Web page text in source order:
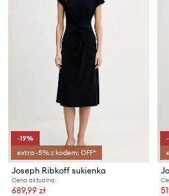
-19%
extra -5% z kodem: OFF*
Joseph Ribkoff sukienka
Cena aktualna:
689,99 zł